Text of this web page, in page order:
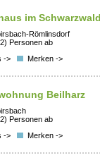
im
Römlinsdorf
Personen ab
->
Merken ->
Beilharz
Personen ab
->
Merken ->